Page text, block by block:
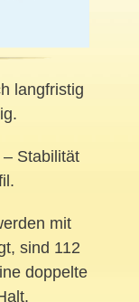
langfristig
Stabilität
mit
sind 112
doppelte